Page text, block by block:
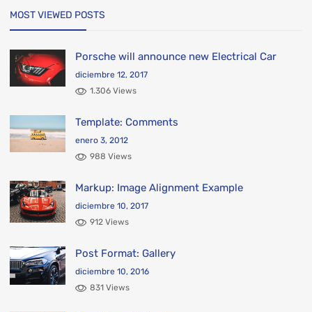
MOST VIEWED POSTS
Porsche will announce new Electrical Car
diciembre 12, 2017
1.306 Views
Template: Comments
enero 3, 2012
988 Views
Markup: Image Alignment Example
diciembre 10, 2017
912 Views
Post Format: Gallery
diciembre 10, 2016
831 Views